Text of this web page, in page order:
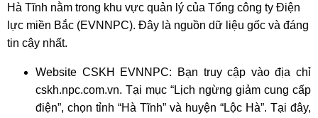
Hà Tĩnh nằm trong khu vực quản lý của Tổng công ty Điện
lực miền Bắc (EVNNPC). Đây là nguồn dữ liệu gốc và đáng
tin cậy nhất.
Website CSKH EVNNPC: Bạn truy cập vào địa chỉ
cskh.npc.com.vn. Tại mục “Lịch ngừng giảm cung cấp
điện”, chọn tỉnh “Hà Tĩnh” và huyện “Lộc Hà”. Tại đây,